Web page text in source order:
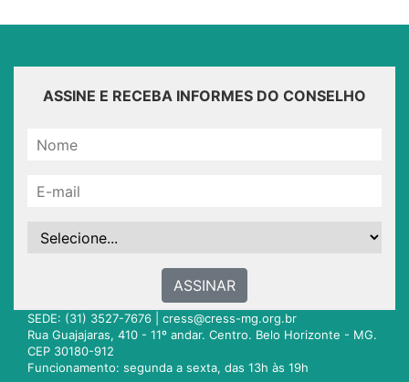
ASSINE E RECEBA INFORMES DO CONSELHO
ASSINAR
SEDE: (31) 3527-7676 | cress@cress-mg.org.br
Rua Guajajaras, 410 - 11º andar. Centro. Belo Horizonte - MG.
CEP 30180-912
Funcionamento: segunda a sexta, das 13h às 19h